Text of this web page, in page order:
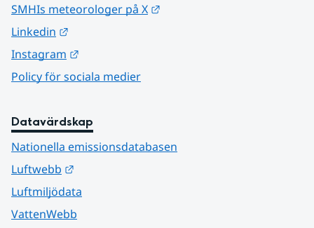
SMHIs meteorologer på X
Linkedin
Instagram
Policy för sociala medier
Datavärdskap
Nationella emissionsdatabasen
Luftwebb
Luftmiljödata
VattenWebb